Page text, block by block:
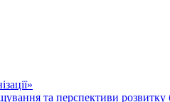
та перспективи розвитку